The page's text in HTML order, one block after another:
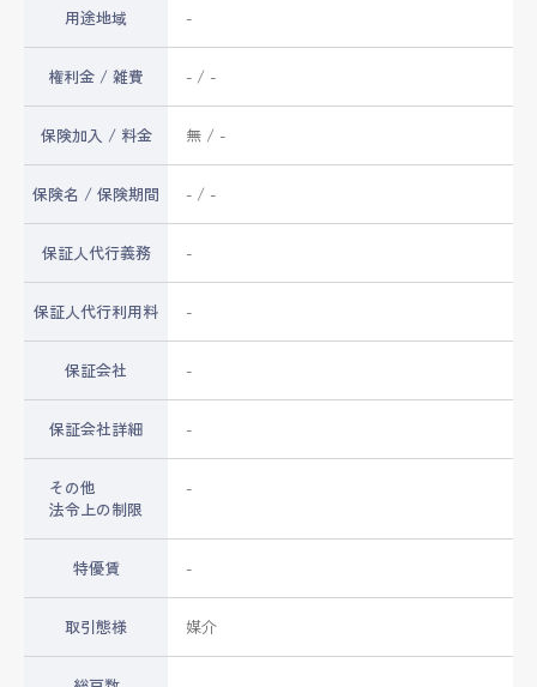
用途地域 -
権利金 / 雑費 - / -
保険加入 / 料金 無 / -
保険名 / 保険期間 - / -
保証人代行義務 -
保証人代行利用料 -
保証会社 -
保証会社詳細 -
その他
法令上の制限
-
特優賃 -
取引態様 媒介